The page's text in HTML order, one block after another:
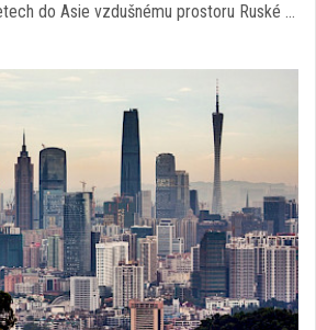
do Asie vzdušnému prostoru Ruské …